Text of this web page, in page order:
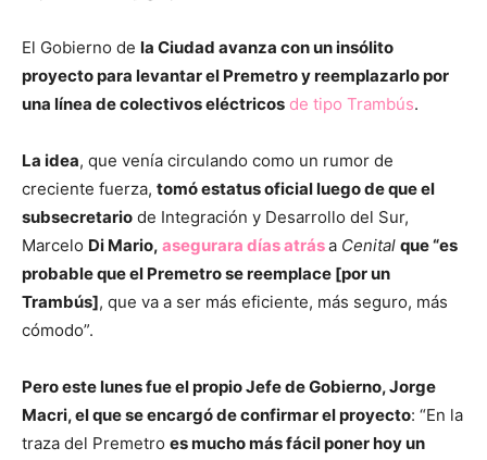
El Gobierno de la Ciudad avanza con un insólito
proyecto para levantar el Premetro y reemplazarlo por
una línea de colectivos eléctricos de tipo Trambús.
La idea, que venía circulando como un rumor de
creciente fuerza, tomó estatus oficial luego de que el
subsecretario de Integración y Desarrollo del Sur,
Marcelo Di Mario, asegurara días atrása Cenital que “es
probable que el Premetro se reemplace [por un
Trambús], que va a ser más eficiente, más seguro, más
cómodo”.
Pero este lunes fue el propio Jefe de Gobierno, Jorge
Macri, el que se encargó de confirmar el proyecto: “En la
traza del Premetro es mucho más fácil poner hoy un